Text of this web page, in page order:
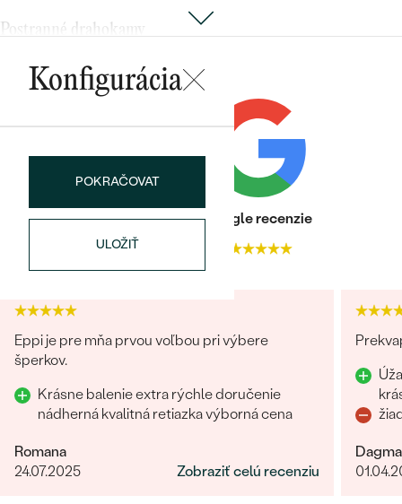
OBJAVIŤ
Bestsellery
Postranné drahokamy
DRUH:
POČET:
1 mm (0.005ct)
TVAR:
Round
FARBA:
G-H
Konfigurácia
POKRAČOVAT
ULOŽIŤ
Heuréka recenzie
4.9
Google recenzie
Eppi je pre mňa prvou voľbou pri výbere
šperkov.
Krásne balenie extra rýchle doručenie
nádherná kvalitná retiazka výborná cena
Romana
24.07.2025
Zobraziť celú recenziu